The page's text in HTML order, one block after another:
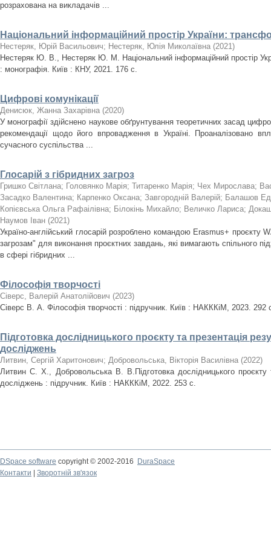
розрахована на викладачів ...
Національний інформаційний простір України:
Нестеряк, Юрій Васильович; Нестеряк, Юлія Миколаївна (2021)
Нестеряк Ю. В., Нестеряк Ю. М. Національний інформаційний простір
: монографія. Київ : КНУ, 2021. 176 с.
Цифрові комунікації
Денисюк, Жанна Захарівна (2020)
У монографії здійснено наукове обґрунтування теоретичних засад
рекомендації щодо його впровадження в Україні. Проаналізовано
сучасного суспільства ...
Глосарій з гібридних загроз
Гришко Світлана; Головянко Марія; Титаренко Марія; Чех Мирослава;
Засадко Валентина; Карпенко Оксана; Завгородній Валерій; Балашов
Копієвська Ольга Рафаілівна; Білокінь Михайло; Величко Лариса;
Наумов Іван (2021)
Україно-англійський глосарій розроблено командою Erasmus+ проєкту
загрозам" для виконання проєктних завдань, які вимагають спільного
в сфері гібридних ...
Філософія творчості
Сіверс, Валерій Анатолійович (2023)
Сіверс В. А. Філософія творчості : підручник. Київ : НАКККіМ, 2023. 292
Підготовка дослідницького проєкту та презентація
досліджень
Литвин, Сергій Харитонович; Добровольська, Вікторія Василівна (2022)
Литвин С. Х., Добровольська В. В.Підготовка дослідницького проєкту
досліджень : підручник. Київ : НАКККіМ, 2022. 253 с.
DSpace software copyright © 2002-2016
DuraSpace
Контакти
Зворотній зв'язок